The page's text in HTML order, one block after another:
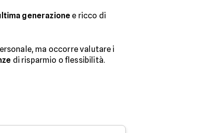
generazione e ricco di
ma occorre valutare i
di risparmio o flessibilità.